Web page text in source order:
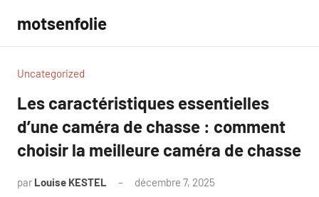
contenu
motsenfolie
Uncategorized
Les caractéristiques essentielles
d’une caméra de chasse : comment
choisir la meilleure caméra de chasse
par Louise KESTEL décembre 7, 2025